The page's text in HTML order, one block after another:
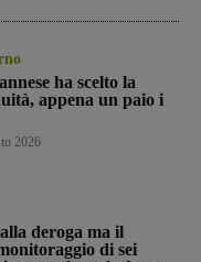
ha scelto la
appena un paio i
2026
deroga ma il
di sei